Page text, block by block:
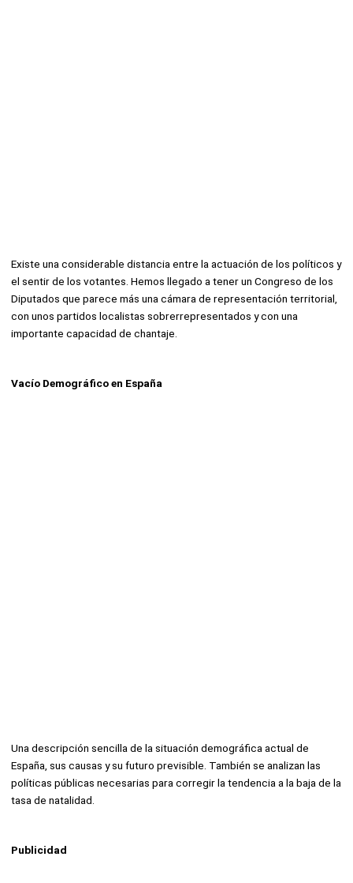
Existe una considerable distancia entre la actuación de los políticos y
el sentir de los votantes. Hemos llegado a tener un Congreso de los
Diputados que parece más una cámara de representación territorial,
con unos partidos localistas sobrerrepresentados y con una
importante capacidad de chantaje.
Vacío Demográfico en España
Una descripción sencilla de la situación demográfica actual de
España, sus causas y su futuro previsible. También se analizan las
políticas públicas necesarias para corregir la tendencia a la baja de la
tasa de natalidad.
Publicidad